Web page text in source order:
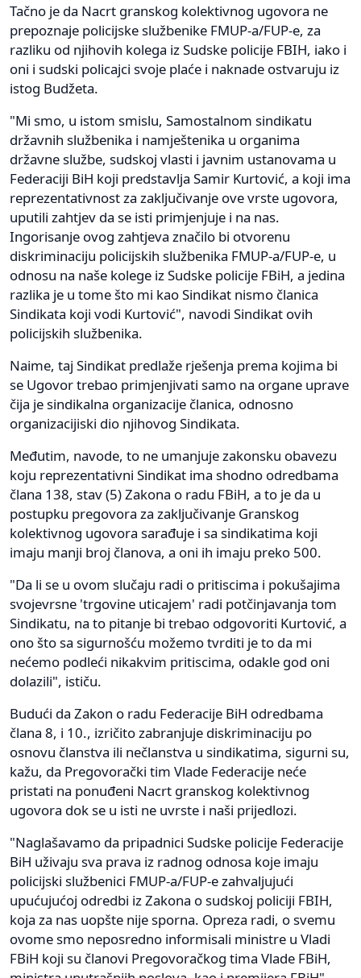
Tačno je da Nacrt granskog kolektivnog ugovora ne
prepoznaje policijske službenike FMUP-a/FUP-e, za
razliku od njihovih kolega iz Sudske policije FBIH, iako i
oni i sudski policajci svoje plaće i naknade ostvaruju iz
istog Budžeta.
"Mi smo, u istom smislu, Samostalnom sindikatu
državnih službenika i namještenika u organima
državne službe, sudskoj vlasti i javnim ustanovama u
Federaciji BiH koji predstavlja Samir Kurtović, a koji ima
reprezentativnost za zaključivanje ove vrste ugovora,
uputili zahtjev da se isti primjenjuje i na nas.
Ingorisanje ovog zahtjeva značilo bi otvorenu
diskriminaciju policijskih službenika FMUP-a/FUP-e, u
odnosu na naše kolege iz Sudske policije FBiH, a jedina
razlika je u tome što mi kao Sindikat nismo članica
Sindikata koji vodi Kurtović", navodi Sindikat ovih
policijskih službenika.
Naime, taj Sindikat predlaže rješenja prema kojima bi
se Ugovor trebao primjenjivati samo na organe uprave
čija je sindikalna organizacije članica, odnosno
organizacijiski dio njihovog Sindikata.
Međutim, navode, to ne umanjuje zakonsku obavezu
koju reprezentativni Sindikat ima shodno odredbama
člana 138, stav (5) Zakona o radu FBiH, a to je da u
postupku pregovora za zaključivanje Granskog
kolektivnog ugovora sarađuje i sa sindikatima koji
imaju manji broj članova, a oni ih imaju preko 500.
"Da li se u ovom slučaju radi o pritiscima i pokušajima
svojevrsne 'trgovine uticajem' radi potčinjavanja tom
Sindikatu, na to pitanje bi trebao odgovoriti Kurtović, a
ono što sa sigurnošću možemo tvrditi je to da mi
nećemo podleći nikakvim pritiscima, odakle god oni
dolazili", ističu.
Budući da Zakon o radu Federacije BiH odredbama
člana 8, i 10., izričito zabranjuje diskriminaciju po
osnovu članstva ili nečlanstva u sindikatima, sigurni su,
kažu, da Pregovorački tim Vlade Federacije neće
pristati na ponuđeni Nacrt granskog kolektivnog
ugovora dok se u isti ne uvrste i naši prijedlozi.
"Naglašavamo da pripadnici Sudske policije Federacije
BiH uživaju sva prava iz radnog odnosa koje imaju
policijski službenici FMUP-a/FUP-e zahvaljujući
upućujućoj odredbi iz Zakona o sudskoj policiji FBIH,
koja za nas uopšte nije sporna. Opreza radi, o svemu
ovome smo neposredno informisali ministre u Vladi
FBiH koji su članovi Pregovoračkog tima Vlade FBiH,